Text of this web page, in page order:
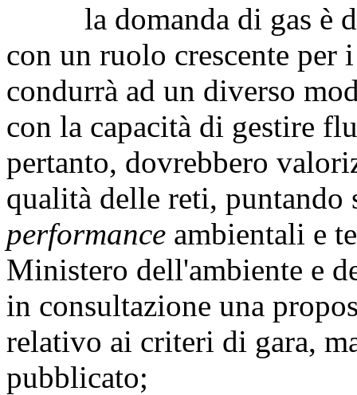
la domanda di gas è
con un ruolo crescente per
condurrà ad un diverso
con la capacità di gestire
pertanto, dovrebbero
qualità delle reti, puntando
performance ambientali e
Ministero dell'ambiente e
in consultazione una
relativo ai criteri di gara,
pubblicato;